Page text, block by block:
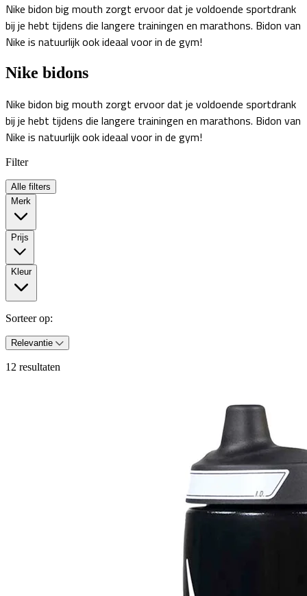
Nike bidon big mouth zorgt ervoor dat je voldoende sportdrank
bij je hebt tijdens die langere trainingen en marathons. Bidon van
Nike is natuurlijk ook ideaal voor in de gym!
Nike bidons
Nike bidon big mouth zorgt ervoor dat je voldoende sportdrank
bij je hebt tijdens die langere trainingen en marathons. Bidon van
Nike is natuurlijk ook ideaal voor in de gym!
Filter
Alle filters
Merk
Prijs
Kleur
Sorteer op:
Relevantie
12 resultaten